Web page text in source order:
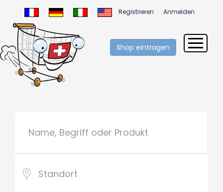
Registrieren Anmelden
Shop eintragen